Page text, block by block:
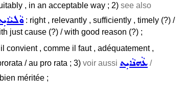
, in an acceptable way ; 2) see also
: right , relevantly , sufficiently , timely (?) /
just cause (?) / with good reason (?) ;
convient , comme il faut , adéquatement ,
/ au pro rata ; 3) voir aussi ܥܵܗܢܵܐܝܼܬ /
méritée ;